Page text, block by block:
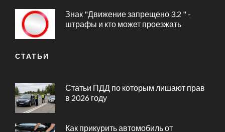
Знак "Движение запрещено 3.2 " -
штрафы и кто может проезжать
СТАТЬИ
Статьи ПДД по которым лишают прав
в 2026 году
Как прикурить автомобиль от